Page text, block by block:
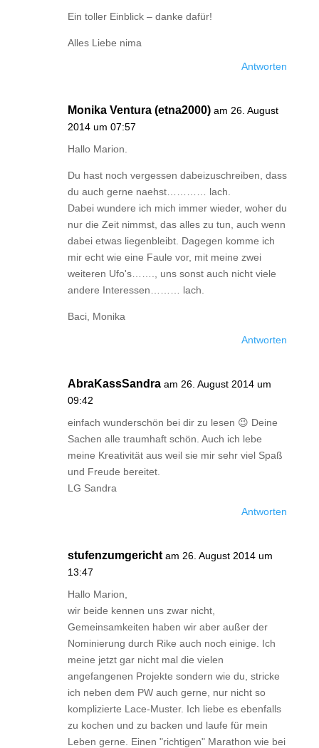
Ein toller Einblick – danke dafür!
Alles Liebe nima
Antworten
Monika Ventura (etna2000) am 26. August
2014 um 07:57
Hallo Marion.
Du hast noch vergessen dabeizuschreiben, dass
du auch gerne naehst………… lach.
Dabei wundere ich mich immer wieder, woher du
nur die Zeit nimmst, das alles zu tun, auch wenn
dabei etwas liegenbleibt. Dagegen komme ich
mir echt wie eine Faule vor, mit meine zwei
weiteren Ufo's……., uns sonst auch nicht viele
andere Interessen……… lach.
Baci, Monika
Antworten
AbraKassSandra am 26. August 2014 um
09:42
einfach wunderschön bei dir zu lesen 😉 Deine
Sachen alle traumhaft schön. Auch ich lebe
meine Kreativität aus weil sie mir sehr viel Spaß
und Freude bereitet.
LG Sandra
Antworten
stufenzumgericht am 26. August 2014 um
13:47
Hallo Marion,
wir beide kennen uns zwar nicht,
Gemeinsamkeiten haben wir aber außer der
Nominierung durch Rike auch noch einige. Ich
meine jetzt gar nicht mal die vielen
angefangenen Projekte sondern wie du, stricke
ich neben dem PW auch gerne, nur nicht so
komplizierte Lace-Muster. Ich liebe es ebenfalls
zu kochen und zu backen und laufe für mein
Leben gerne. Einen "richtigen" Marathon wie bei